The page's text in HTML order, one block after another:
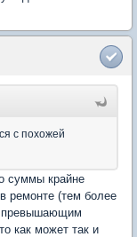
с похожей
суммы крайне
ремонте (тем более
превышающим
как может так и